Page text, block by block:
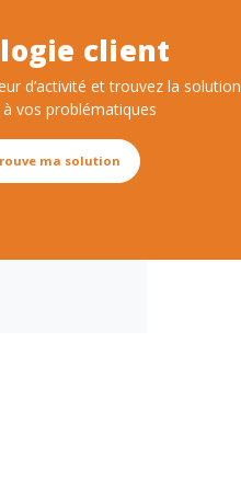
client
d’activité et trouvez la solution
vos problématiques
ma solution